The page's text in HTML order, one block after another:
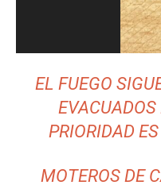
EL FUEGO
PRIORIDAD
MOTEROS DE